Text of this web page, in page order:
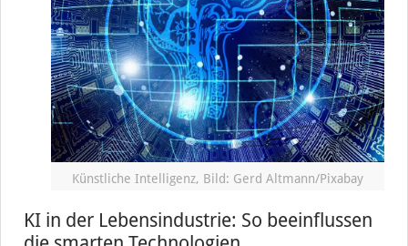
Künstliche Intelligenz, Bild: Gerd Altmann/Pixabay
KI in der Lebensindustrie: So beeinflussen